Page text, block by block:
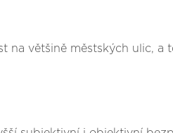
na většině městských ulic,